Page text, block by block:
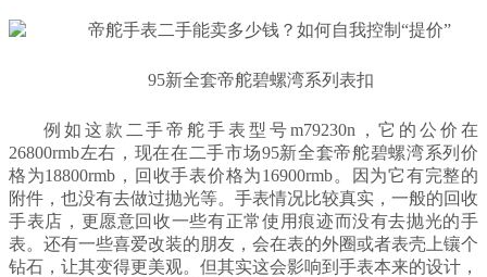
95新全套帝舵碧螺湾系列表扣
例如这款二手帝舵手表型号m79230n，它的公价在
26800rmb左右，现在在二手市场95新全套帝舵碧螺湾系列价
格为18800rmb，回收手表价格为16900rmb。因为它有完整的
附件，也没有去做过抛光等。手表情况比较真实，一般的回收
手表店，更愿意回收一些有正常使用痕迹而没有去抛光的手
表。还有一些喜爱改装的朋友，会在表的外圈或者表壳上镶个
钻石，让其变得更美观。但其实这会影响到手表本来的设计，